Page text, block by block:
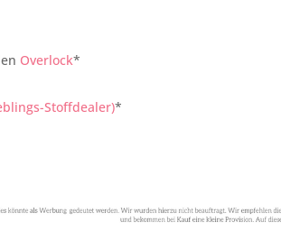
Overlock*
Stoffdealer)*